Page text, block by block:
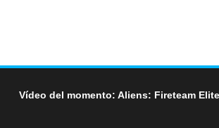
Vídeo del momento: Aliens: Fireteam